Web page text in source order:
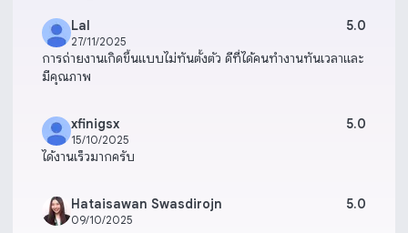
Lal
27/11/2025
5.0
การถ่ายงานเกิดขึ้นแบบไม่ทันตั้งตัว ดีที่ได้คนทำงานทันเวลาและ
มีคุณภาพ
xfinigsx
15/10/2025
5.0
ได้งานเร็วมากครับ
Hataisawan Swasdirojn
09/10/2025
5.0